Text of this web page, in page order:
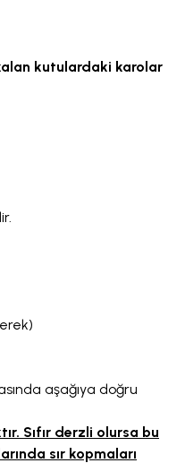
kutulardaki karolar
aşağıya doğru
Sıfır derzli olursa bu
sır kopmaları